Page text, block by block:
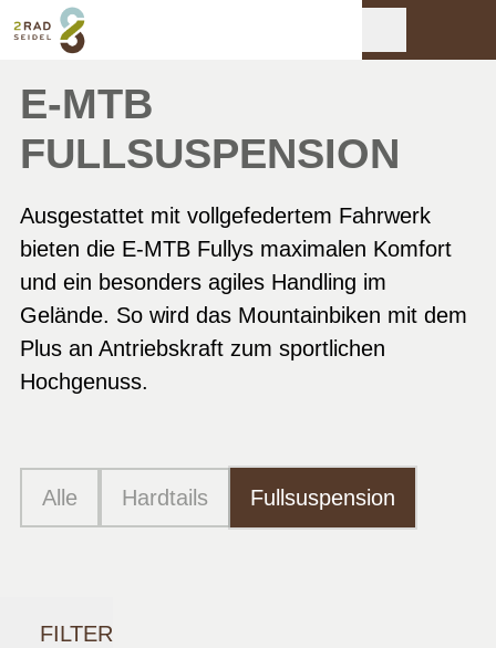
E-MTB
FULLSUSPENSION
Ausgestattet mit vollgefedertem Fahrwerk
bieten die E-MTB Fullys maximalen Komfort
und ein besonders agiles Handling im
Gelände. So wird das Mountainbiken mit dem
Plus an Antriebskraft zum sportlichen
Hochgenuss.
Alle Hardtails Fullsuspension
FILTER